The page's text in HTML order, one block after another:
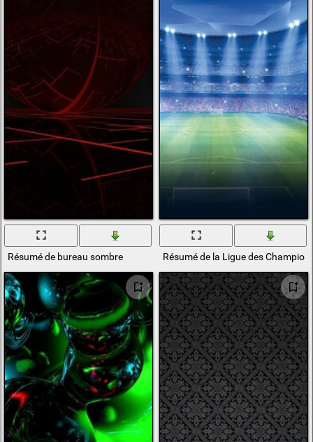
Résumé de bureau sombre Résumé de la Ligue des